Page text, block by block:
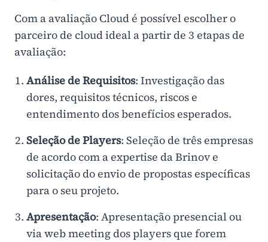
Com a avaliação Cloud é possível escolher o
parceiro de cloud ideal a partir de 3 etapas de
avaliação:
Análise de Requisitos: Investigação das
dores, requisitos técnicos, riscos e
entendimento dos benefícios esperados.
Seleção de Players: Seleção de três empresas
de acordo com a expertise da Brinov e
solicitação do envio de propostas específicas
para o seu projeto.
Apresentação: Apresentação presencial ou
via web meeting dos players que forem